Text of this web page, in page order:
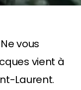
vous
vient à
Laurent.